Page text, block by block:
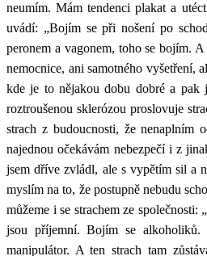
neumím. Mám tendenci plakat a
uvádí: „Bojím se při nošení po
peronem a vagonem, toho se bojím.
nemocnice, ani samotného vyšetření,
kde je to nějakou dobu dobré a pak
roztroušenou sklerózou proslovuje
strach z budoucnosti, že nenaplním
najednou očekávám nebezpečí i z
jsem dříve zvládl, ale s vypětím sil a
myslím na to, že postupně nebudu
můžeme i se strachem ze
jsou příjemní. Bojím se
manipulátor. A ten strach tam